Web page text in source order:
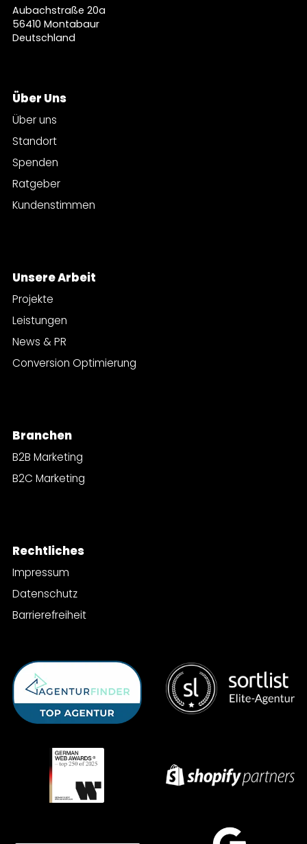
Aubachstraße 20a
56410 Montabaur
Deutschland
Über Uns
Über uns
Standort
Spenden
Ratgeber
Kundenstimmen
Unsere Arbeit
Projekte
Leistungen
News & PR
Conversion Optimierung
Branchen
B2B Marketing
B2C Marketing
Rechtliches
Impressum
Datenschutz
Barrierefreiheit